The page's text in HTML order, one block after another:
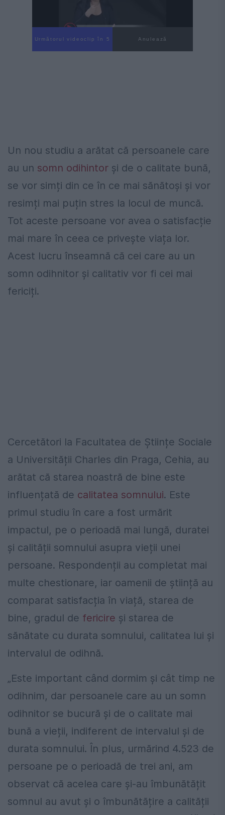
Următorul videoclip în 4 Anulează
Un nou studiu a arătat că persoanele care
au un somn odihintor și de o calitate bună,
se vor simți din ce în ce mai sănătoși și vor
resimți mai puțin stres la locul de muncă.
Tot aceste persoane vor avea o satisfacție
mai mare în ceea ce privește viața lor.
Acest lucru înseamnă că cei care au un
somn odihnitor și calitativ vor fi cei mai
fericiți.
Cercetători la Facultatea de Științe Sociale
a Universității Charles din Praga, Cehia, au
arătat că starea noastră de bine este
influențată de calitatea somnului. Este
primul studiu în care a fost urmărit
impactul, pe o perioadă mai lungă, duratei
și calității somnului asupra vieții unei
persoane. Respondenții au completat mai
multe chestionare, iar oamenii de știință au
comparat satisfacția în viață, starea de
bine, gradul de fericire și starea de
sănătate cu durata somnului, calitatea lui și
intervalul de odihnă.
„Este important când dormim și cât timp ne
odihnim, dar persoanele care au un somn
odihnitor se bucură și de o calitate mai
bună a vieții, indiferent de intervalul și de
durata somnului. În plus, urmărind 4.523 de
persoane pe o perioadă de trei ani, am
observat că acelea care și-au îmbunătățit
somnul au avut și o îmbunătățire a calității